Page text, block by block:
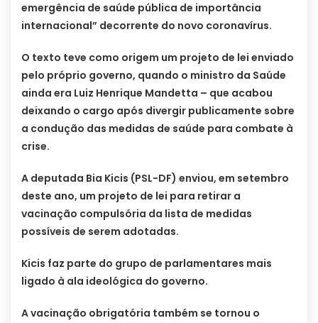
emergência de saúde pública de importância
internacional” decorrente do novo coronavírus.
O texto teve como origem um projeto de lei enviado
pelo próprio governo, quando o ministro da Saúde
ainda era Luiz Henrique Mandetta – que acabou
deixando o cargo após divergir publicamente sobre
a condução das medidas de saúde para combate à
crise.
A deputada Bia Kicis (PSL-DF) enviou, em setembro
deste ano, um projeto de lei para retirar a
vacinação compulsória da lista de medidas
possíveis de serem adotadas.
Kicis faz parte do grupo de parlamentares mais
ligado à ala ideológica do governo.
A vacinação obrigatória também se tornou o